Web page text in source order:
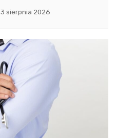
3 sierpnia 2026